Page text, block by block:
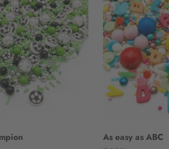
As easy as ABC